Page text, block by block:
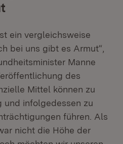
ein vergleichsweise
bei uns gibt es Armut“,
Manne
des
Mittel können zu
und infolgedessen zu
führen. Als
nicht die Höhe der